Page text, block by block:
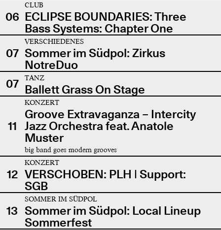
06
CLUB
ECLIPSE BOUNDARIES: Three
Bass Systems: Chapter One
07
VERSCHIEDENES
Sommer im Südpol: Zirkus
NotreDuo
07
TANZ
Ballett Grass On Stage
11
KONZERT
Groove Extravaganza – Intercity
Jazz Orchestra feat. Anatole
Muster
big band goes modern grooves
12
KONZERT
VERSCHOBEN: PLH | Support:
SGB
13
SOMMER IM SÜDPOL
Sommer im Südpol: Local Lineup
Sommerfest